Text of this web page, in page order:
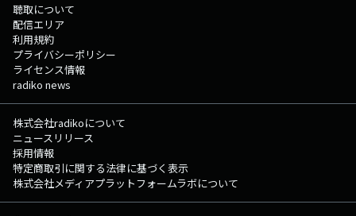
聴取について
配信エリア
利用規約
プライバシーポリシー
ライセンス情報
radiko news
株式会社radikoについて
ニュースリリース
採用情報
特定商取引に関する法律に基づく表示
株式会社メディアプラットフォームラボについて